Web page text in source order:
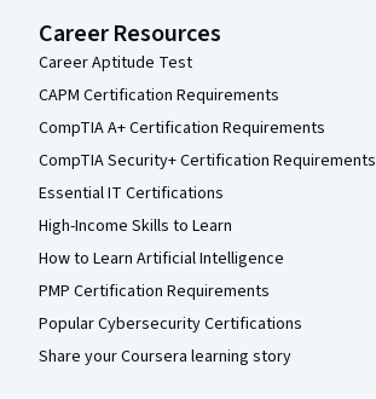
Career Resources
Career Aptitude Test
CAPM Certification Requirements
CompTIA A+ Certification Requirements
CompTIA Security+ Certification Requirements
Essential IT Certifications
High-Income Skills to Learn
How to Learn Artificial Intelligence
PMP Certification Requirements
Popular Cybersecurity Certifications
Share your Coursera learning story